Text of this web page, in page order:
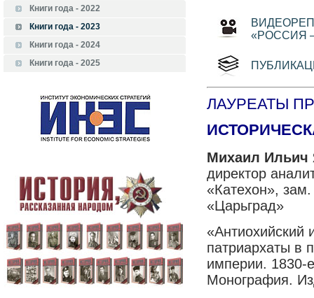
Книги года - 2022
Книги года - 2023
Книги года - 2024
Книги года - 2025
«РОССИЯ
ЛАУРЕАТЫ
Михаил Ильич
директор
«Катехон»,
«Царьград»
«Антиохийский
патриархаты в
империи.
Монография.